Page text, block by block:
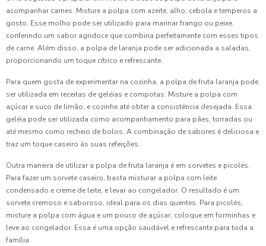
acompanhar carnes. Misture a polpa com azeite, alho, cebola e temperos a
gosto. Esse molho pode ser utilizado para marinar frango ou peixe,
conferindo um sabor agridoce que combina perfeitamente com esses tipos
de carne. Além disso, a polpa de laranja pode ser adicionada a saladas,
proporcionando um toque cítrico e refrescante.
Para quem gosta de experimentar na cozinha, a polpa de fruta laranja pode
ser utilizada em receitas de geléias e compotas. Misture a polpa com
açúcar e suco de limão, e cozinhe até obter a consistência desejada. Essa
geléia pode ser utilizada como acompanhamento para pães, torradas ou
até mesmo como recheio de bolos. A combinação de sabores é deliciosa e
traz um toque caseiro às suas refeições.
Outra maneira de utilizar a polpa de fruta laranja é em sorvetes e picolés.
Para fazer um sorvete caseiro, basta misturar a polpa com leite
condensado e creme de leite, e levar ao congelador. O resultado é um
sorvete cremoso e saboroso, ideal para os dias quentes. Para picolés,
misture a polpa com água e um pouco de açúcar, coloque em forminhas e
leve ao congelador. Essa é uma opção saudável e refrescante para toda a
família.